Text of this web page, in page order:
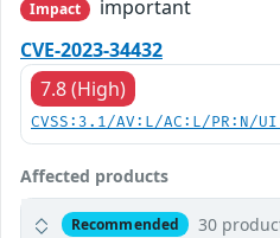
Impact
important
CVE-2023-34432
7.8 (High)
CVSS:3.1/AV:L/AC:L/PR:N/
Affected products
Recommended 30